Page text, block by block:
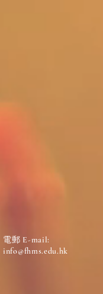
電郵 E-mail:
info@fhms.edu.hk